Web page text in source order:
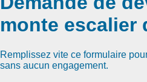
monte escalier
Remplissez vite ce formulaire
sans aucun engagement.